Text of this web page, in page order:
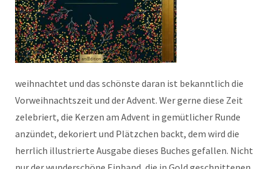
weihnachtet und das schönste daran ist bekanntlich die
Vorweihnachtszeit und der Advent. Wer gerne diese Zeit
zelebriert, die Kerzen am Advent in gemütlicher Runde
anzündet, dekoriert und Plätzchen backt, dem wird die
herrlich illustrierte Ausgabe dieses Buches gefallen. Nicht